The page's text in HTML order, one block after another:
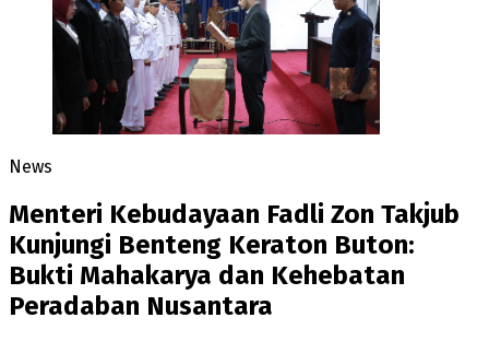
News
Menteri Kebudayaan Fadli Zon Takjub
Kunjungi Benteng Keraton Buton:
Bukti Mahakarya dan Kehebatan
Peradaban Nusantara